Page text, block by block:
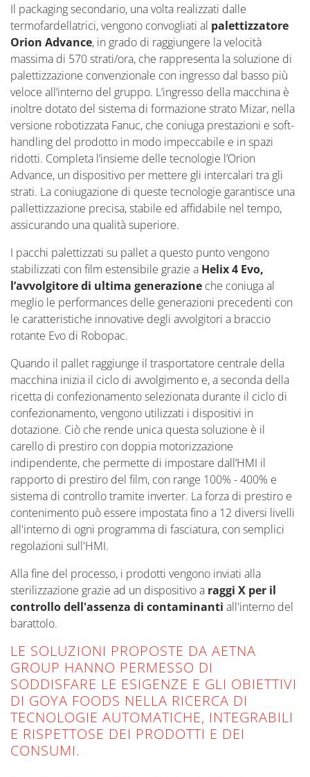
Il packaging secondario, una volta realizzati dalle
termofardellatrici, vengono convogliati al palettizzatore
Orion Advance, in grado di raggiungere la velocità
massima di 570 strati/ora, che rappresenta la soluzione di
palettizzazione convenzionale con ingresso dal basso più
veloce all’interno del gruppo. L’ingresso della macchina è
inoltre dotato del sistema di formazione strato Mizar, nella
versione robotizzata Fanuc, che coniuga prestazioni e soft-
handling del prodotto in modo impeccabile e in spazi
ridotti. Completa l’insieme delle tecnologie l’Orion
Advance, un dispositivo per mettere gli intercalari tra gli
strati. La coniugazione di queste tecnologie garantisce una
pallettizzazione precisa, stabile ed affidabile nel tempo,
assicurando una qualità superiore.
I pacchi palettizzati su pallet a questo punto vengono
stabilizzati con film estensibile grazie a Helix 4 Evo,
l’avvolgitore di ultima generazione che coniuga al
meglio le performances delle generazioni precedenti con
le caratteristiche innovative degli avvolgitori a braccio
rotante Evo di Robopac.
Quando il pallet raggiunge il trasportatore centrale della
macchina inizia il ciclo di avvolgimento e, a seconda della
ricetta di confezionamento selezionata durante il ciclo di
confezionamento, vengono utilizzati i dispositivi in
dotazione. Ciò che rende unica questa soluzione è il
carello di prestiro con doppia motorizzazione
indipendente, che permette di impostare dall’HMI il
rapporto di prestiro del film, con range 100% - 400% e
sistema di controllo tramite inverter. La forza di prestiro e
contenimento può essere impostata fino a 12 diversi livelli
all'interno di ogni programma di fasciatura, con semplici
regolazioni sull'HMI.
Alla fine del processo, i prodotti vengono inviati alla
sterilizzazione grazie ad un dispositivo a raggi X per il
controllo dell'assenza di contaminanti all'interno del
barattolo.
LE SOLUZIONI PROPOSTE DA AETNA
GROUP HANNO PERMESSO DI
SODDISFARE LE ESIGENZE E GLI OBIETTIVI
DI GOYA FOODS NELLA RICERCA DI
TECNOLOGIE AUTOMATICHE, INTEGRABILI
E RISPETTOSE DEI PRODOTTI E DEI
CONSUMI.